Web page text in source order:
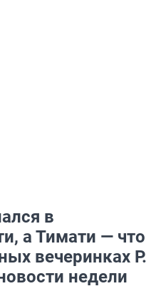
в
а Тимати — что
вечеринках P.
недели